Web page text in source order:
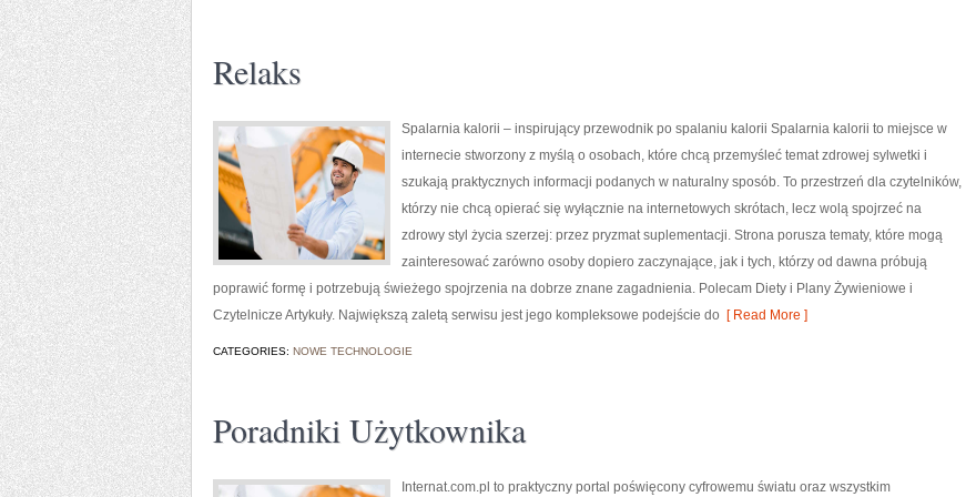
Relaks
Spalarnia kalorii – inspirujący przewodnik po spalaniu kalorii Spalarnia kalorii to miejsce w
internecie stworzony z myślą o osobach, które chcą przemyśleć temat zdrowej sylwetki i
szukają praktycznych informacji podanych w naturalny sposób. To przestrzeń dla czytelników,
którzy nie chcą opierać się wyłącznie na internetowych skrótach, lecz wolą spojrzeć na
zdrowy styl życia szerzej: przez pryzmat suplementacji. Strona porusza tematy, które mogą
zainteresować zarówno osoby dopiero zaczynające, jak i tych, którzy od dawna próbują
poprawić formę i potrzebują świeżego spojrzenia na dobrze znane zagadnienia. Polecam Diety i Plany Żywieniowe i
Czytelnicze Artykuły. Największą zaletą serwisu jest jego kompleksowe podejście do [ Read More ]
CATEGORIES: NOWE TECHNOLOGIE
Poradniki Użytkownika
Internat.com.pl to praktyczny portal poświęcony cyfrowemu światu oraz wszystkim